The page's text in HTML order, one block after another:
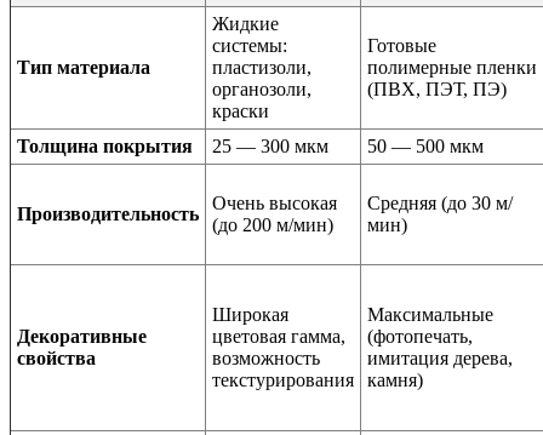
Тип материала
Жидкие
системы:
пластизоли,
органозоли,
краски
Готовые
полимерные пленки
(ПВХ, ПЭТ, ПЭ)
Толщина покрытия 25 — 300 мкм 50 — 500 мкм
Производительность
Очень высокая
(до 200 м/мин)
Средняя (до 30 м/
мин)
Декоративные
свойства
Широкая
цветовая гамма,
возможность
текстурирования
Максимальные
(фотопечать,
имитация дерева,
камня)